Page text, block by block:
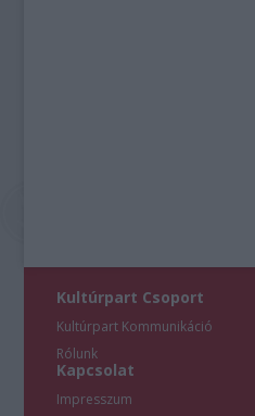
Kultúrpart Csoport
Kultúrpart Kommunikáció
Rólunk
Kapcsolat
Impresszum